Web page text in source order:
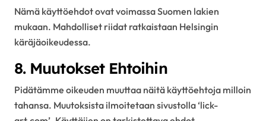
Nämä käyttöehdot ovat voimassa Suomen lakien
mukaan. Mahdolliset riidat ratkaistaan Helsingin
käräjäoikeudessa.
8. Muutokset Ehtoihin
Pidätämme oikeuden muuttaa näitä käyttöehtoja milloin
tahansa. Muutoksista ilmoitetaan sivustolla ‘lick-